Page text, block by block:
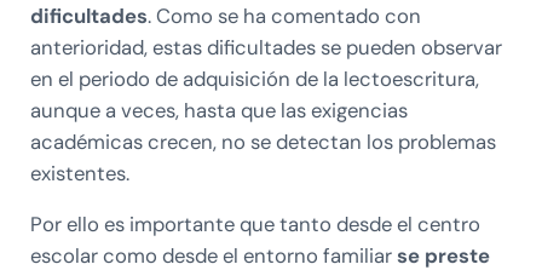
dificultades. Como se ha comentado con
anterioridad, estas dificultades se pueden observar
en el periodo de adquisición de la lectoescritura,
aunque a veces, hasta que las exigencias
académicas crecen, no se detectan los problemas
existentes.
Por ello es importante que tanto desde el centro
escolar como desde el entorno familiarse preste